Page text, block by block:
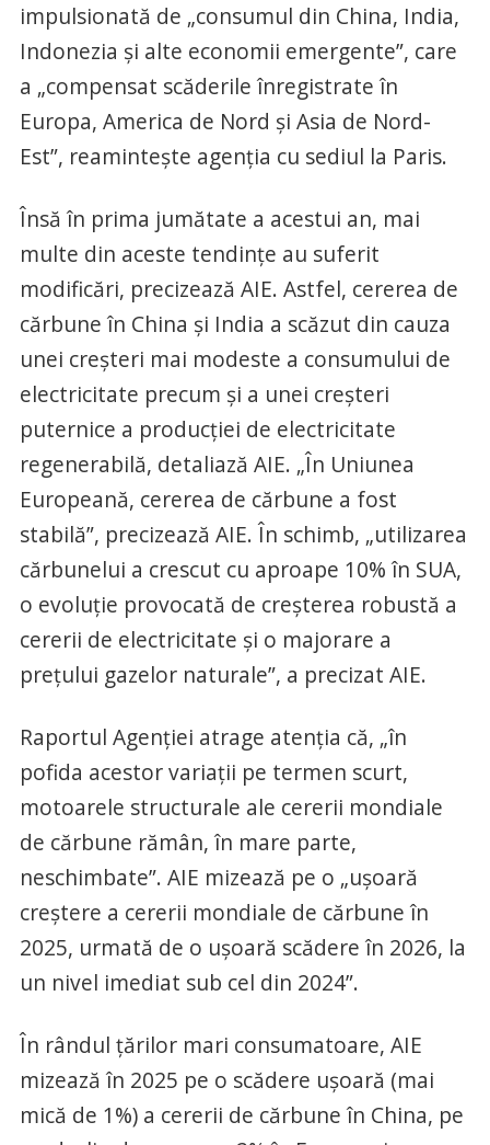
impulsionată de „consumul din China, India,
Indonezia şi alte economii emergente”, care
a „compensat scăderile înregistrate în
Europa, America de Nord şi Asia de Nord-
Est”, reaminteşte agenţia cu sediul la Paris.
Însă în prima jumătate a acestui an, mai
multe din aceste tendinţe au suferit
modificări, precizează AIE. Astfel, cererea de
cărbune în China şi India a scăzut din cauza
unei creşteri mai modeste a consumului de
electricitate precum şi a unei creşteri
puternice a producţiei de electricitate
regenerabilă, detaliază AIE. „În Uniunea
Europeană, cererea de cărbune a fost
stabilă”, precizează AIE. În schimb, „utilizarea
cărbunelui a crescut cu aproape 10% în SUA,
o evoluţie provocată de creşterea robustă a
cererii de electricitate şi o majorare a
preţului gazelor naturale”, a precizat AIE.
Raportul Agenţiei atrage atenţia că, „în
pofida acestor variaţii pe termen scurt,
motoarele structurale ale cererii mondiale
de cărbune rămân, în mare parte,
neschimbate”. AIE mizează pe o „uşoară
creştere a cererii mondiale de cărbune în
2025, urmată de o uşoară scădere în 2026, la
un nivel imediat sub cel din 2024”.
În rândul ţărilor mari consumatoare, AIE
mizează în 2025 pe o scădere uşoară (mai
mică de 1%) a cererii de cărbune în China, pe